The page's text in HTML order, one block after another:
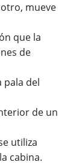
mueve
que la
de
pala del
de un
utiliza
cabina.